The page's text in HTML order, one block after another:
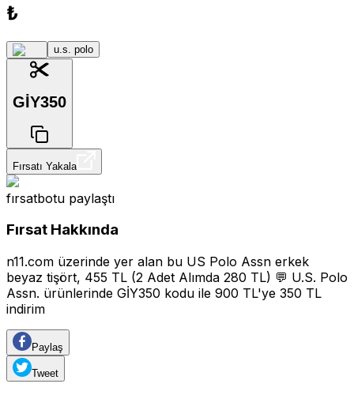
₺
u.s. polo
GİY350
Fırsatı Yakala
fırsatbotu paylaştı
Fırsat Hakkında
n11.com üzerinde yer alan bu US Polo Assn erkek
beyaz tişört, 455 TL (2 Adet Alımda 280 TL) 💬 U.S. Polo
Assn. ürünlerinde GİY350 kodu ile 900 TL'ye 350 TL
indirim
Paylaş
Tweet